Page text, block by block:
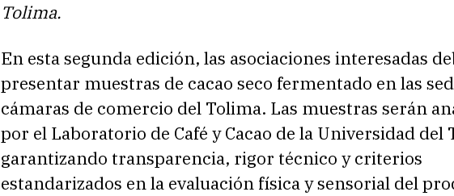
Tolima.
En esta segunda edición, las asociaciones interesadas
presentar muestras de cacao seco fermentado en las
cámaras de comercio del Tolima. Las muestras serán
por el Laboratorio de Café y Cacao de la Universidad del
garantizando transparencia, rigor técnico y criterios
estandarizados en la evaluación física y sensorial del